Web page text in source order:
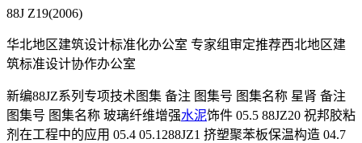
88J Z19(2006)
华北地区建筑设计标准化办公室 专家组审定推荐西北地区建
筑标准设计协作办公室
新编88JZ系列专项技术图集 备注 图集号 图集名称 星肾 备注
图集号 图集名称 玻璃纤维增强水泥饰件 05.5 88JZ20 祝邦胶粘
剂在工程中的应用 05.4 05.1288JZ1 挤塑聚苯板保温构造 04.7